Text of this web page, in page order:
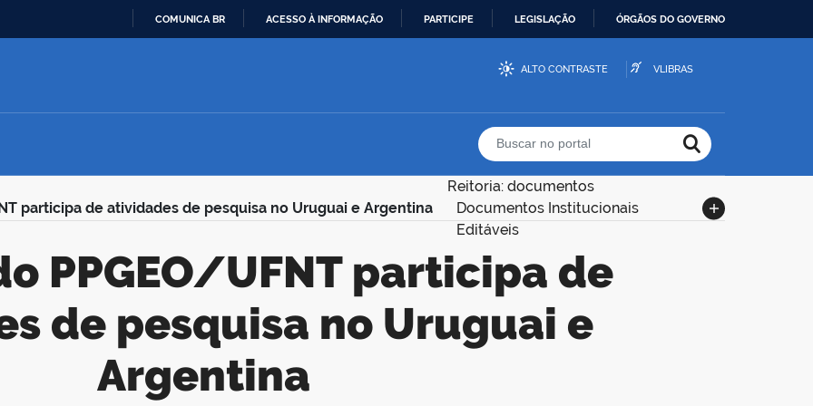
CONTEÚDO
COMUNICA BR ACESSO À INFORMAÇÃO PARTICIPE LEGISLAÇÃO ÓRGÃOS DO GOVERNO
ALTO CONTRASTE VLIBRAS
Buscar no portal
participa de atividades de pesquisa no Uruguai e Argentina
Reitoria: documentos
Documentos Institucionais
Editáveis
de pesquisa no Uruguai e
Argentina